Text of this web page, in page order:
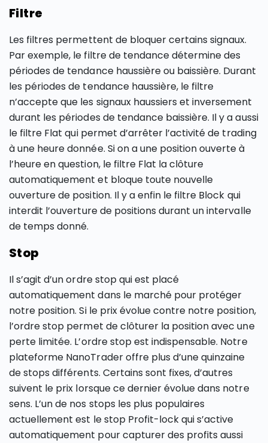
Filtre
Les filtres permettent de bloquer certains signaux.
Par exemple, le filtre de tendance détermine des
périodes de tendance haussière ou baissière. Durant
les périodes de tendance haussière, le filtre
n’accepte que les signaux haussiers et inversement
durant les périodes de tendance baissière. Il y a aussi
le filtre Flat qui permet d’arrêter l’activité de trading
à une heure donnée. Si on a une position ouverte à
l’heure en question, le filtre Flat la clôture
automatiquement et bloque toute nouvelle
ouverture de position. Il y a enfin le filtre Block qui
interdit l’ouverture de positions durant un intervalle
de temps donné.
Stop
Il s’agit d’un ordre stop qui est placé
automatiquement dans le marché pour protéger
notre position. Si le prix évolue contre notre position,
l’ordre stop permet de clôturer la position avec une
perte limitée. L’ordre stop est indispensable. Notre
plateforme NanoTrader offre plus d’une quinzaine
de stops différents. Certains sont fixes, d’autres
suivent le prix lorsque ce dernier évolue dans notre
sens. L’un de nos stops les plus populaires
actuellement est le stop Profit-lock qui s’active
automatiquement pour capturer des profits aussi